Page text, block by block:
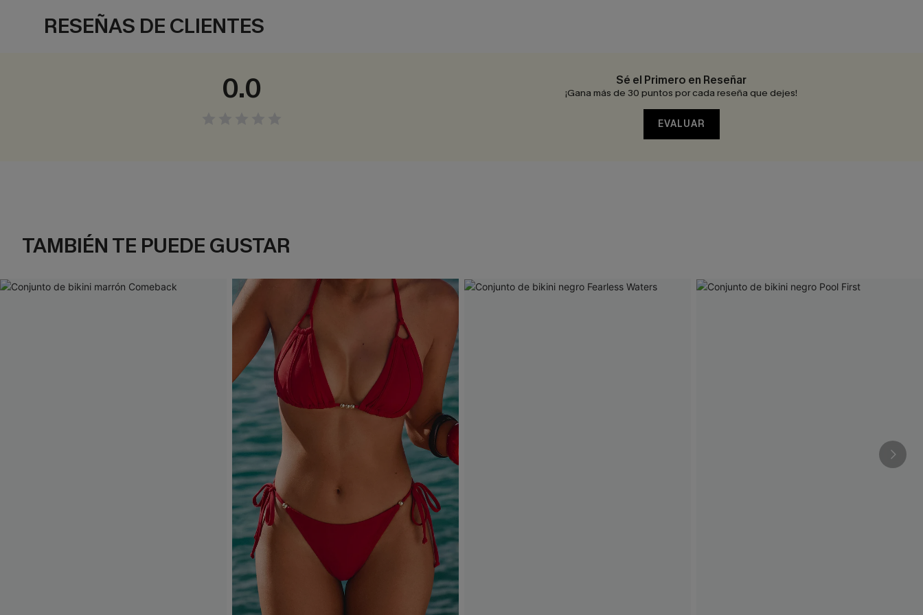
RESEÑAS DE CLIENTES
0.0 Sé el Primero en Reseñar
¡Gana más de 30 puntos por cada reseña que dejes!
EVALUAR
TAMBIÉN TE PUEDE GUSTAR